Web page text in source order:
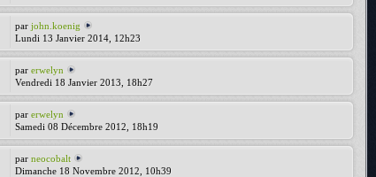
parjohn.koenig
Lundi 13 Janvier 2014, 12h23
parerwelyn
Vendredi 18 Janvier 2013, 18h27
parerwelyn
Samedi 08 Décembre 2012, 18h19
parneocobalt
Dimanche 18 Novembre 2012, 10h39